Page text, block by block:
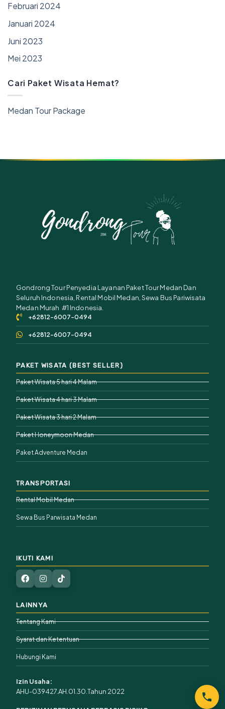
Februari 2024
Januari 2024
Juni 2023
Mei 2023
Cari Paket Wisata Hemat?
Medan Tour Package
Gondrong Tour Penyedia Layanan Paket Tour Medan Dan
Seluruh Indonesia, Rental Mobil Medan, Sewa Bus Pariwisata
Medan Murah #1 Indonesia.
+62812-6007-0494
+62812-6007-0494
PAKET WISATA (BEST SELLER)
Paket Wisata 5 hari 4 Malam
Paket Wisata 4 hari 3 Malam
Paket Wisata 3 hari 2 Malam
Paket Honeymoon Medan
Paket Adventure Medan
TRANSPORTASI
Rental Mobil Medan
Sewa Bus Parwisata Medan
IKUTI KAMI
LAINNYA
Tentang Kami
Syarat dan Ketentuan
Hubungi Kami
Izin Usaha:
AHU-039427.AH.01.30.Tahun 2022